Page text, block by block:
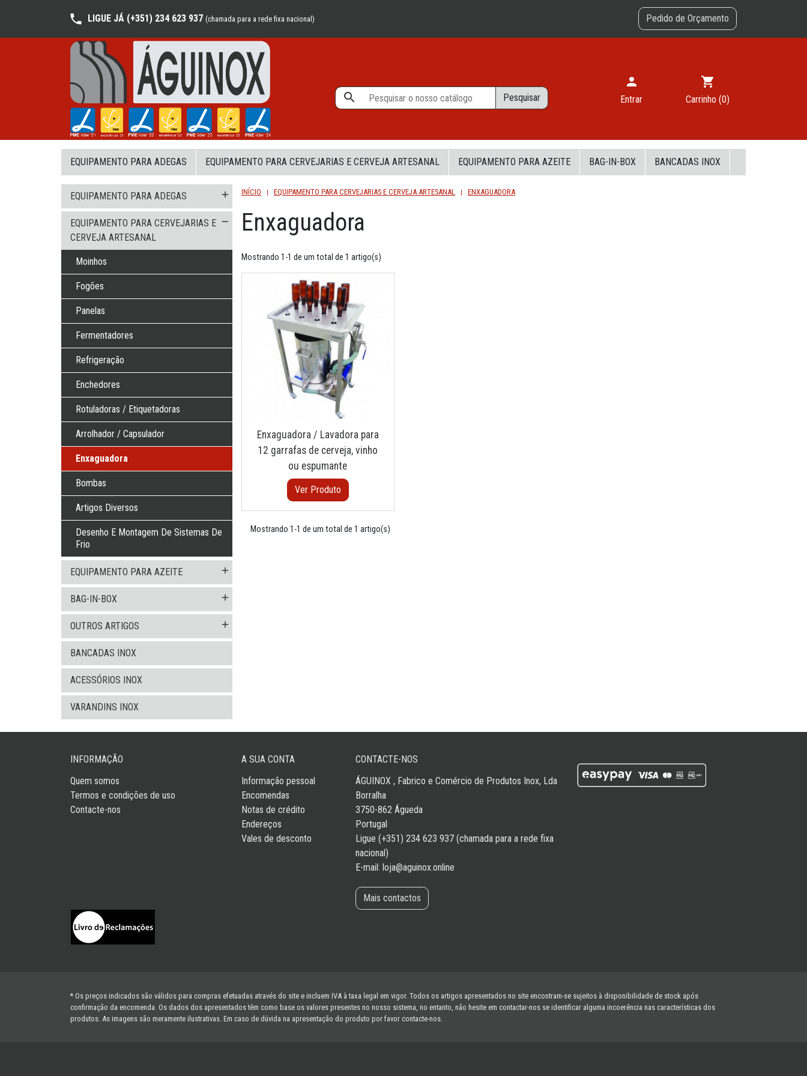
LIGUE JÁ (+351) 234 623 937 (chamada para a rede fixa nacional) Pedido de Orçamento
 Pesquisar
person
Entrar
shopping_cart
Carrinho (0)
EQUIPAMENTO PARA ADEGAS EQUIPAMENTO PARA CERVEJARIAS E CERVEJA ARTESANAL EQUIPAMENTO PARA AZEITE BAG-IN-BOX BANCADAS INOX
EQUIPAMENTO PARA ADEGAS add
EQUIPAMENTO PARA CERVEJARIAS E
CERVEJA ARTESANAL
remove
Moinhos
Fogões
Panelas
Fermentadores
Refrigeração
Enchedores
Rotuladoras / Etiquetadoras
Arrolhador / Capsulador
Enxaguadora
Bombas
Artigos Diversos
Desenho E Montagem De Sistemas De
Frio
EQUIPAMENTO PARA AZEITE add
BAG-IN-BOX add
OUTROS ARTIGOS add
BANCADAS INOX
ACESSÓRIOS INOX
VARANDINS INOX
INÍCIO EQUIPAMENTO PARA CERVEJARIAS E CERVEJA ARTESANAL ENXAGUADORA
Enxaguadora
Mostrando 1-1 de um total de 1 artigo(s)
Enxaguadora / Lavadora para
12 garrafas de cerveja, vinho
ou espumante
Ver Produto
Mostrando 1-1 de um total de 1 artigo(s)
INFORMAÇÃO
Quem somos
Termos e condições de uso
Contacte-nos
A SUA CONTA
Informação pessoal
Encomendas
Notas de crédito
Endereços
Vales de desconto
CONTACTE-NOS
ÁGUINOX , Fabrico e Comércio de Produtos Inox, Lda
Borralha
3750-862 Águeda
Portugal
Ligue (+351) 234 623 937 (chamada para a rede fixa
nacional)
E-mail: loja@aguinox.online
Mais contactos
* Os preços indicados são válidos para compras efetuadas através do site e incluem IVA à taxa legal em vigor. Todos os artigos apresentados no site encontram-se sujeitos à disponibilidade de stock após
confirmação da encomenda. Os dados dos apresentados têm como base os valores presentes no nosso sistema, no entanto, não hesite em contactar-nos se identificar alguma incoerência nas características dos
produtos. As imagens são meramente ilustrativas. Em caso de dúvida na apresentação do produto por favor contacte-nos.